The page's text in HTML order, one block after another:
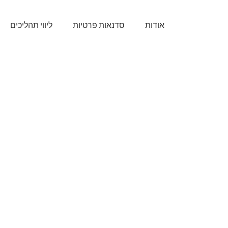
אודות סדנאות פרטיות ליווי תהליכים